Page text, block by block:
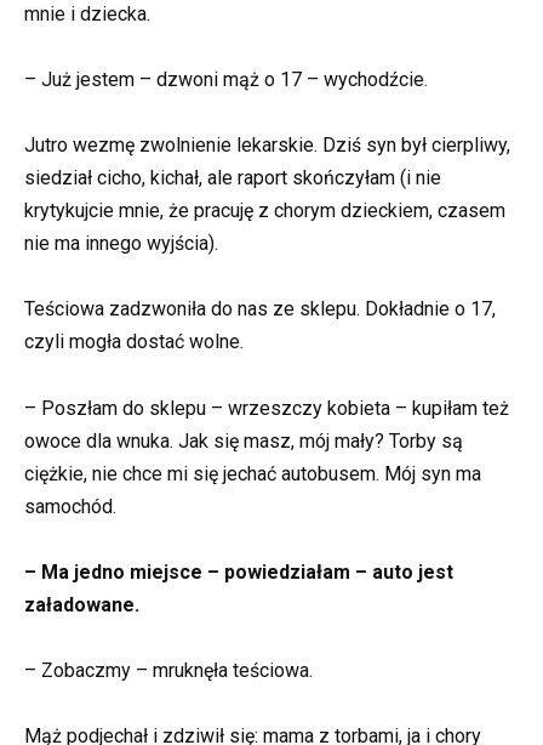
mnie i dziecka.
– Już jestem – dzwoni mąż o 17 – wychodźcie.
Jutro wezmę zwolnienie lekarskie. Dziś syn był cierpliwy,
siedział cicho, kichał, ale raport skończyłam (i nie
krytykujcie mnie, że pracuję z chorym dzieckiem, czasem
nie ma innego wyjścia).
Teściowa zadzwoniła do nas ze sklepu. Dokładnie o 17,
czyli mogła dostać wolne.
– Poszłam do sklepu – wrzeszczy kobieta – kupiłam też
owoce dla wnuka. Jak się masz, mój mały? Torby są
ciężkie, nie chce mi się jechać autobusem. Mój syn ma
samochód.
– Ma jedno miejsce – powiedziałam – auto jest
załadowane.
– Zobaczmy – mruknęła teściowa.
Mąż podjechał i zdziwił się: mama z torbami, ja i chory